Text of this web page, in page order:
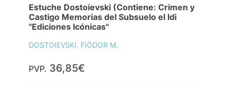
Estuche Dostoievski (Contiene: Crimen y
Castigo Memorias del Subsuelo el Idi
"Ediciones Icónicas"
DOSTOIEVSKI, FIÓDOR M.
PVP. 36,85€